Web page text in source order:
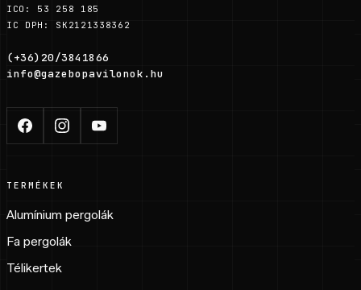
ICO: 53 258 185
IC DPH: SK2121338362
(+36)20/3841866
info@gazebopavilonok.hu
TERMÉKEK
Alumínium pergolák
Fa pergolák
Télikertek